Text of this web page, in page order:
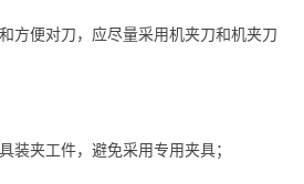
方便对刀，应尽量采用机夹刀和机夹刀
装夹工件，避免采用专用夹具；